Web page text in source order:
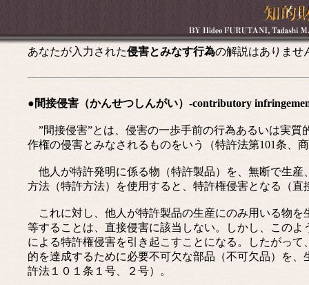
あなたが入力された侵害とみなす行為の解説はありませ
●間接侵害（かんせつしんがい）-contributory
”間接侵害”とは、侵害の一歩手前の行為あるいは実質
作権の侵害とみなされるものをいう（特許法第101条、
他人が特許発明に係る物（特許製品）を、無断で生産
方法（特許方法）を使用すると、特許権侵害となる（直
これに対し、他人が特許製品の生産にのみ用いる物を
等することは、直接侵害に該当しない。しかし、この
による特許権侵害を引き起こすことになる。したがっ
的を達成するために必要不可欠な部品（不可欠品）を
許法１０１条１号、２号）。